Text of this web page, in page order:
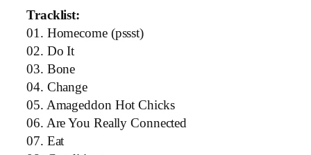
Tracklist:
01. Homecome (pssst)
02. Do It
03. Bone
04. Change
05. Amageddon Hot Chicks
06. Are You Really Connected
07. Eat